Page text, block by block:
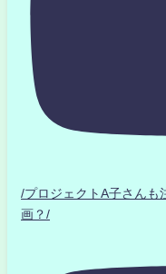
/プロジェクトA子さん
画？/